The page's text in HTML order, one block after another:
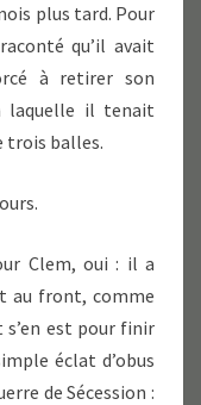
plus tard. Pour
qu’il avait
à retirer son
laquelle il tenait
trois balles.
Clem, oui : il a
au front, comme
est pour finir
éclat d’obus
de Sécession :